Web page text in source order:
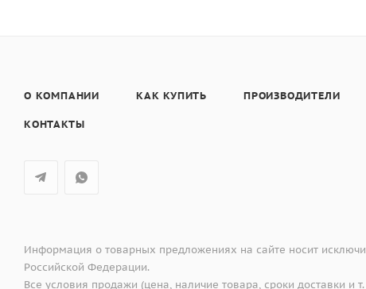
О КОМПАНИИ КАК КУПИТЬ ПРОИЗВОДИТЕЛИ
КОНТАКТЫ
Информация о товарных предложениях на сайте носит
Российской Федерации.
Все условия продажи (цена, наличие товара, сроки доставки и